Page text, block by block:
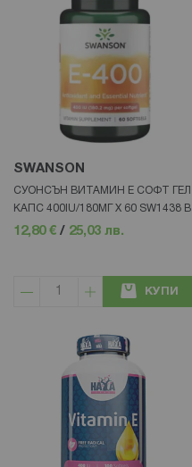
SWANSON
СУОНСЪН ВИТАМИН Е СОФТ ГЕЛ
КАПС 400IU/180МГ Х 60 SW1438 B
12,80 € / 25,03 лв.
КУПИ